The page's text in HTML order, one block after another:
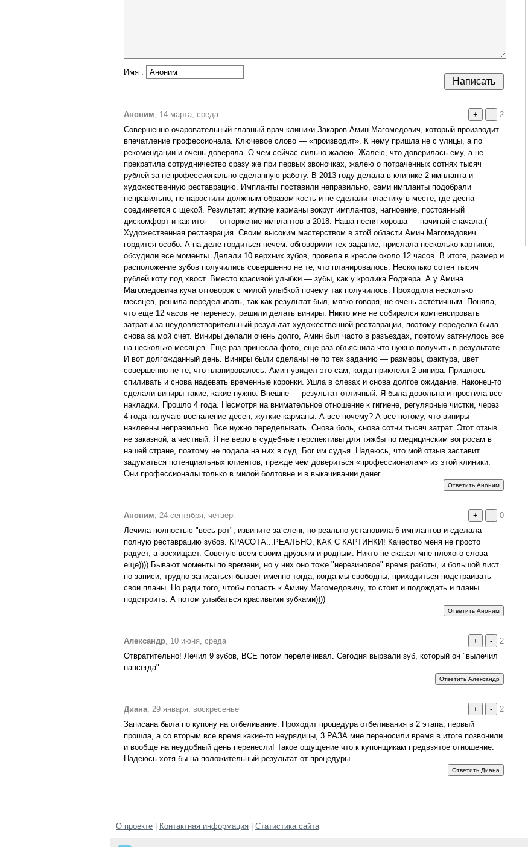
Имя :
Аноним, 14 марта, среда + -
2
Совершенно очаровательный главный врач клиники Закаров Амин Магомедович, который производит
впечатление профессионала. Ключевое слово — «производит». К нему пришла не с улицы, а по
рекомендации и очень доверяла. О чем сейчас сильно жалею. Жалею, что доверилась ему, а не
прекратила сотрудничество сразу же при первых звоночках, жалею о потраченных сотнях тысяч
рублей за непрофессионально сделанную работу. В 2013 году делала в клинике 2 импланта и
художественную реставрацию. Импланты поставили неправильно, сами импланты подобрали
неправильно, не наростили должным образом кость и не сделали пластику в месте, где десна
соединяется с щекой. Результат: жуткие карманы вокруг имплантов, нагноение, постоянный
дискомфорт и как итог — отторжение имплантов в 2018. Наша песня хороша — начинай сначала:(
Художественная реставрация. Своим высоким мастерством в этой области Амин Магомедович
гордится особо. А на деле гордиться нечем: обговорили тех задание, прислала несколько картинок,
обсудили все моменты. Делали 10 верхних зубов, провела в кресле около 12 часов. В итоге, размер и
расположение зубов получились совершенно не те, что планировалось. Несколько сотен тысяч
рублей коту под хвост. Вместо красивой улыбки — зубы, как у кролика Роджера. А у Амина
Магомедовича куча отговорок с милой улыбкой почему так получилось. Проходила несколько
месяцев, решила переделывать, так как результат был, мягко говоря, не очень эстетичным. Поняла,
что еще 12 часов не перенесу, решили делать виниры. Никто мне не собирался компенсировать
затраты за неудовлетворительный результат художественной реставрации, поэтому переделка была
снова за мой счет. Виниры делали очень долго, Амин был часто в разъездах, поэтому затянулось все
на несколько месяцев. Еще раз принесла фото, еще раз объяснила что нужно получить в результате.
И вот долгожданный день. Виниры были сделаны не по тех заданию — размеры, фактура, цвет
совершенно не те, что планировалось. Амин увидел это сам, когда приклеил 2 винира. Пришлось
спиливать и снова надевать временные коронки. Ушла в слезах и снова долгое ожидание. Наконец-то
сделали виниры такие, какие нужно. Внешне — результат отличный. Я была довольна и простила все
накладки. Прошло 4 года. Несмотря на внимательное отношение к гигиене, регулярные чистки, через
4 года получаю воспаление десен, жуткие карманы. А все почему? А все потому, что виниры
наклеены неправильно. Все нужно переделывать. Снова боль, снова сотни тысяч затрат. Этот отзыв
не заказной, а честный. Я не верю в судебные перспективы для тяжбы по медицинским вопросам в
нашей стране, поэтому не подала на них в суд. Бог им судья. Надеюсь, что мой отзыв заставит
задуматься потенциальных клиентов, прежде чем довериться «профессионалам» из этой клиники.
Они профессионалы только в милой болтовне и в выкачивании денег.
Ответить Аноним
Аноним, 24 сентября, четверг + -
0
Лечила полностью "весь рот", извините за сленг, но реально установила 6 имплантов и сделала
полную реставрацию зубов. КРАСОТА...РЕАЛЬНО, КАК С КАРТИНКИ! Качество меня не просто
радует, а восхищает. Советую всем своим друзьям и родным. Никто не сказал мне плохого слова
еще)))) Бывают моменты по времени, но у них оно тоже "нерезиновое" время работы, и большой лист
по записи, трудно записаться бывает именно тогда, когда мы свободны, приходиться подстраивать
свои планы. Но ради того, чтобы попасть к Амину Магомедовичу, то стоит и подождать и планы
подстроить. А потом улыбаться красивыми зубками))))
Ответить Аноним
Александр, 10 июня, среда + -
2
Отвратительно! Лечил 9 зубов, ВСЕ потом перелечивал. Сегодня вырвали зуб, который он "вылечил
навсегда".
Ответить Александр
Диана, 29 января, воскресенье + -
2
Записана была по купону на отбеливание. Проходит процедура отбеливания в 2 этапа, первый
прошла, а со вторым все время какие-то неурядицы, 3 РАЗА мне переносили время в итоге позвонили
и вообще на неудобный день перенесли! Такое ощущение что к купонщикам предвзятое отношение.
Надеюсь хотя бы на положительный результат от процедуры.
Ответить Диана
О проекте Контактная информация Статистика сайта